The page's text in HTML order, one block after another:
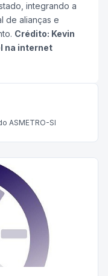
integrando a
de alianças e
Crédito: Kevin
na internet
ASMETRO-SI